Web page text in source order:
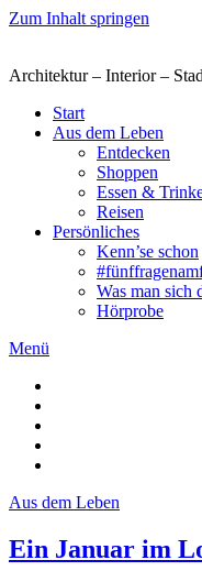
Zum Inhalt springen
Architektur – Interior –
Start
Aus dem Leben
Entdecken
Shoppen
Essen &
Reisen
Persönliches
Kenn’se schon
Was man sich
Hörprobe
Menü
Aus dem Leben
Ein Januar im